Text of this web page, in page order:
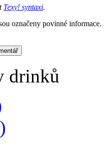
Texy! syntaxi.
označeny povinné informace.
drinků